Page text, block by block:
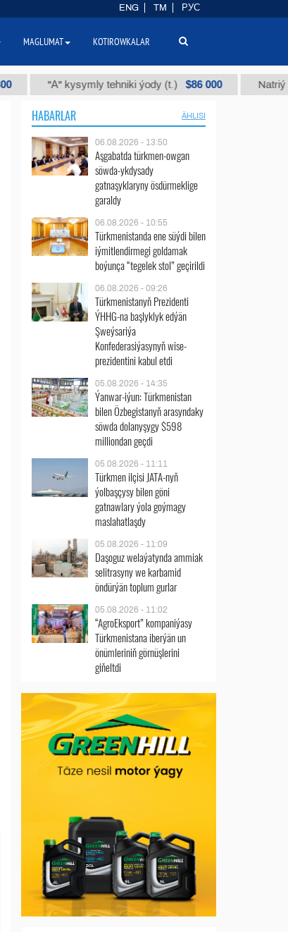
"А" kysymly tehniki ýody (t.) $86 000 Natriý
HABARLAR ÄHLISI
06.08.2026 - 13:50
Aşgabatda türkmen-owgan
söwda-ykdysady
gatnaşyklaryny ösdürmeklige
garaldy
06.08.2026 - 10:55
Türkmenistanda ene süýdi bilen
iýmitlendirmegi goldamak
boýunça “tegelek stol” geçirildi
06.08.2026 - 09:26
Türkmenistanyň Prezidenti
ÝHHG-na başlyklyk edýän
Şweýsariýa
Konfederasiýasynyň wise-
prezidentini kabul etdi
05.08.2026 - 14:35
Ýanwar-iýun: Türkmenistan
bilen Özbegistanyň arasyndaky
söwda dolanyşygy $598
milliondan geçdi
05.08.2026 - 11:11
Türkmen ilçisi JATA-nyň
ýolbaşçysy bilen göni
gatnawlary ýola goýmagy
maslahatlaşdy
05.08.2026 - 11:09
Daşoguz welaýatynda ammiak
selitrasyny we karbamid
öndürýän toplum gurlar
05.08.2026 - 11:02
“AgroEksport” kompaniýasy
Türkmenistana iberýän un
önümleriniň görnüşlerini
giňeltdi
ENG TM РУС
MAGLUMAT KOTIROWKALAR